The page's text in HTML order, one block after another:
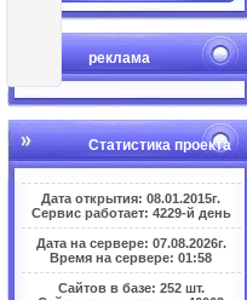
реклама
Статистика проекта
Дата открытия: 08.01.2015г.
Сервис работает: 4229-й день
Дата на сервере: 07.08.2026г.
Время на сервере: 01:58
Сайтов в базе: 252 шт.